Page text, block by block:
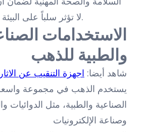
لا تؤثر سلباً على البيئة والمجتمع المحلي.
الاستخدامات
والطبية للذهب
شاهد أيضا: اجهزة التنقيب عن الاثار
يستخدم الذهب في مجموعة
الصناعية والطبية، مثل الدوائيات
وصناعة الإلكترونيات